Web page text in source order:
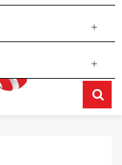
+
+